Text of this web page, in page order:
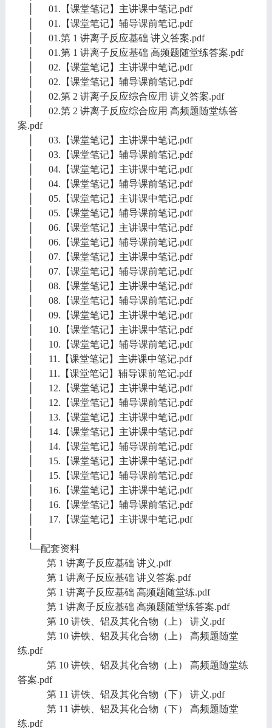
│ 01.【课堂笔记】主讲课中笔记.pdf
│ 01.【课堂笔记】辅导课前笔记.pdf
│ 01.第 1 讲离子反应基础 讲义答案.pdf
│ 01.第 1 讲离子反应基础 高频题随堂练答案.pdf
│ 02.【课堂笔记】主讲课中笔记.pdf
│ 02.【课堂笔记】辅导课前笔记.pdf
│ 02.第 2 讲离子反应综合应用 讲义答案.pdf
│ 02.第 2 讲离子反应综合应用 高频题随堂练答
案.pdf
│ 03.【课堂笔记】主讲课中笔记.pdf
│ 03.【课堂笔记】辅导课前笔记.pdf
│ 04.【课堂笔记】主讲课中笔记.pdf
│ 04.【课堂笔记】辅导课前笔记.pdf
│ 05.【课堂笔记】主讲课中笔记.pdf
│ 05.【课堂笔记】辅导课前笔记.pdf
│ 06.【课堂笔记】主讲课中笔记.pdf
│ 06.【课堂笔记】辅导课前笔记.pdf
│ 07.【课堂笔记】主讲课中笔记.pdf
│ 07.【课堂笔记】辅导课前笔记.pdf
│ 08.【课堂笔记】主讲课中笔记.pdf
│ 08.【课堂笔记】辅导课前笔记.pdf
│ 09.【课堂笔记】主讲课中笔记.pdf
│ 10.【课堂笔记】主讲课中笔记.pdf
│ 10.【课堂笔记】辅导课前笔记.pdf
│ 11.【课堂笔记】主讲课中笔记.pdf
│ 11.【课堂笔记】辅导课前笔记.pdf
│ 12.【课堂笔记】主讲课中笔记.pdf
│ 12.【课堂笔记】辅导课前笔记.pdf
│ 13.【课堂笔记】主讲课中笔记.pdf
│ 14.【课堂笔记】主讲课中笔记.pdf
│ 14.【课堂笔记】辅导课前笔记.pdf
│ 15.【课堂笔记】主讲课中笔记.pdf
│ 15.【课堂笔记】辅导课前笔记.pdf
│ 16.【课堂笔记】主讲课中笔记.pdf
│ 16.【课堂笔记】辅导课前笔记.pdf
│ 17.【课堂笔记】主讲课中笔记.pdf
└─配套资料
第 1 讲离子反应基础 讲义.pdf
第 1 讲离子反应基础 讲义答案.pdf
第 1 讲离子反应基础 高频题随堂练.pdf
第 1 讲离子反应基础 高频题随堂练答案.pdf
第 10 讲铁、铝及其化合物（上） 讲义.pdf
第 10 讲铁、铝及其化合物（上） 高频题随堂
练.pdf
第 10 讲铁、铝及其化合物（上） 高频题随堂练
答案.pdf
第 11 讲铁、铝及其化合物（下） 讲义.pdf
第 11 讲铁、铝及其化合物（下） 高频题随堂
练.pdf